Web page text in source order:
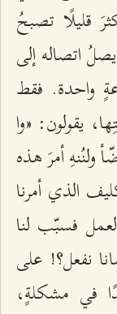
قليلًا تصبحُ
اتصاله إلى
واحدة. فقط
يقولون: «وا
ولنُنهِ أمرَ هذه
الذي أمرنا
فسبّب لنا
نفعل؟! على
في مشكلةٍ،